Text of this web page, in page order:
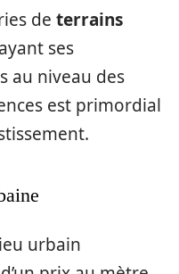
de terrains
ses
au niveau des
est primordial
urbain